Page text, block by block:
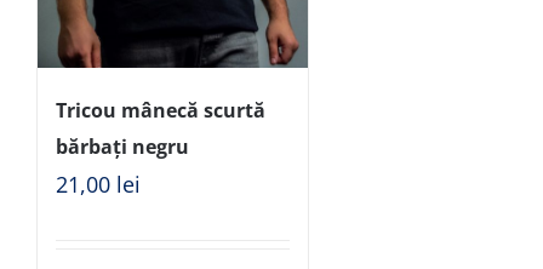
Tricou mânecă scurtă
bărbați negru
21,00 lei